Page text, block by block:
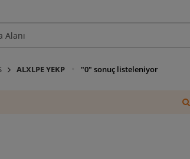
ALXLPE YEKP "0" sonuç listeleniyor